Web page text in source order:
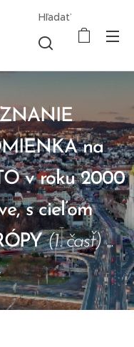
Hľadať
na
v roku 2000
s cieľom
(1. časť) ...